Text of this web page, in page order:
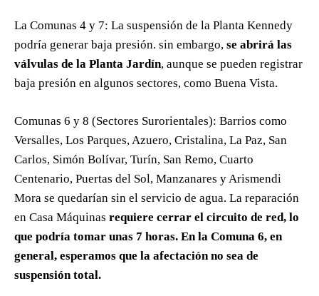
La Comunas 4 y 7: La suspensión de la Planta Kennedy
podría generar baja presión. sin embargo, se abrirá las
válvulas de la Planta Jardín, aunque se pueden registrar
baja presión en algunos sectores, como Buena Vista.
Comunas 6 y 8 (Sectores Surorientales): Barrios como
Versalles, Los Parques, Azuero, Cristalina, La Paz, San
Carlos, Simón Bolívar, Turín, San Remo, Cuarto
Centenario, Puertas del Sol, Manzanares y Arismendi
Mora se quedarían sin el servicio de agua. La reparación
en Casa Máquinas requiere cerrar el circuito de red, lo
que podría tomar unas 7 horas. En la Comuna 6, en
general, esperamos que la afectación no sea de
suspensión total.